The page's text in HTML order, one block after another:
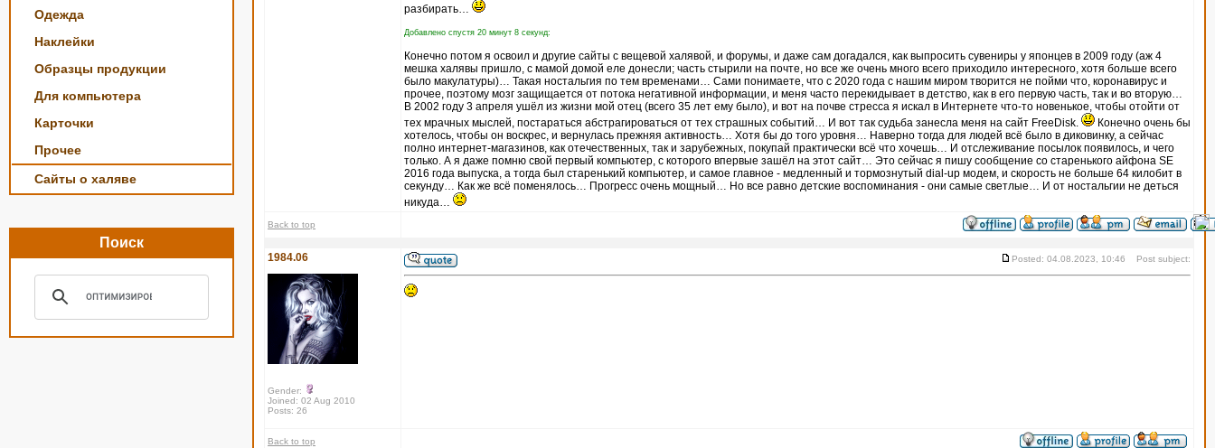
Одежда
Наклейки
Образцы продукции
Для компьютера
Карточки
Прочее
Сайты о халяве
Поиск
разбирать…
Добавлено спустя 20 минут 8 секунд:
Конечно потом я освоил и другие сайты с вещевой халявой, и форумы, и даже сам догадался, как выпросить сувениры у японцев в 2009 году (аж 4
мешка халявы пришло, с мамой домой еле донесли; часть стырили на почте, но все же очень много всего приходило интересного, хотя больше всего
было макулатуры)… Такая ностальгия по тем временами… Сами понимаете, что с 2020 года с нашим миром творится не пойми что, коронавирус и
прочее, поэтому мозг защищается от потока негативной информации, и меня часто перекидывает в детство, как в его первую часть, так и во вторую…
В 2002 году 3 апреля ушёл из жизни мой отец (всего 35 лет ему было), и вот на почве стресса я искал в Интернете что-то новенькое, чтобы отойти от
тех мрачных мыслей, постараться абстрагироваться от тех страшных событий… И вот так судьба занесла меня на сайт FreeDisk.
Конечно очень бы
хотелось, чтобы он воскрес, и вернулась прежняя активность… Хотя бы до того уровня… Наверно тогда для людей всё было в диковинку, а сейчас
полно интернет-магазинов, как отечественных, так и зарубежных, покупай практически всё что хочешь… И отслеживание посылок появилось, и чего
только. А я даже помню свой первый компьютер, с которого впервые зашёл на этот сайт… Это сейчас я пишу сообщение со старенького айфона SE
2016 года выпуска, а тогда был старенький компьютер, и самое главное - медленный и тормознутый dial-up модем, и скорость не больше 64 килобит в
секунду… Как же всё поменялось… Прогресс очень мощный… Но все равно детские воспоминания - они самые светлые… И от ностальгии не деться
никуда…
Back to top
1984.06
Gender:
Joined: 02 Aug 2010
Posts: 26
Posted: 04.08.2023, 10:46 Post subject:
Back to top